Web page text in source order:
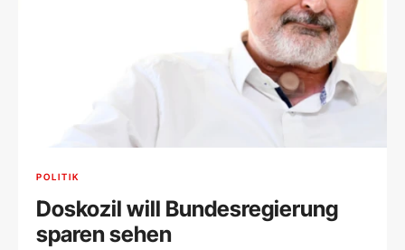
POLITIK
Doskozil will Bundesregierung
sparen sehen